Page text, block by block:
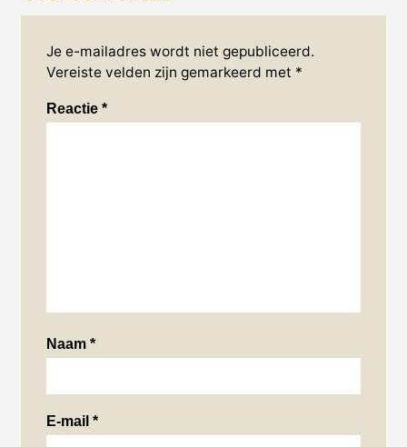
Je e-mailadres wordt niet gepubliceerd.
Vereiste velden zijn gemarkeerd met *
Reactie*
Naam*
E-mail*